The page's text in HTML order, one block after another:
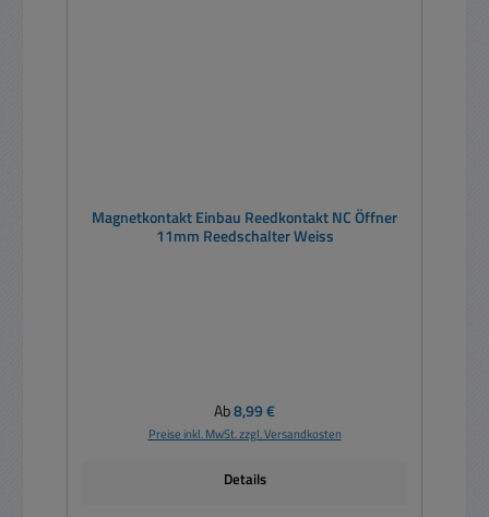
Magnetkontakt Einbau Reedkontakt NC Öffner
11mm Reedschalter Weiss
Regulärer Preis:
Ab8,99 €
Preise inkl. MwSt. zzgl. Versandkosten
Details